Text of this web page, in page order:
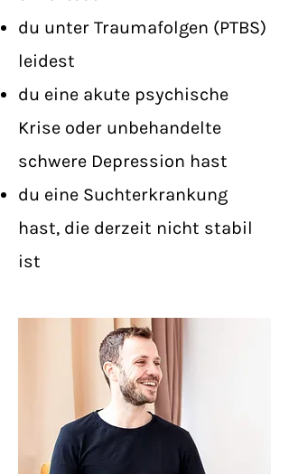
du unter Traumafolgen (PTBS)
leidest
du eine akute psychische
Krise oder unbehandelte
schwere Depression hast
du eine Suchterkrankung
hast, die derzeit nicht stabil
ist